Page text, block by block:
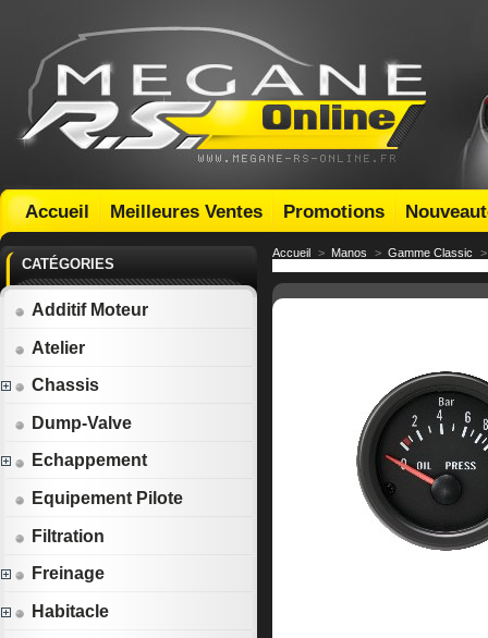
Accueil Meilleures Ventes Promotions
CATÉGORIES
Additif Moteur
Atelier
Chassis
Dump-Valve
Echappement
Equipement Pilote
Filtration
Freinage
Habitacle
Accueil > Manos > Gamme Classic >